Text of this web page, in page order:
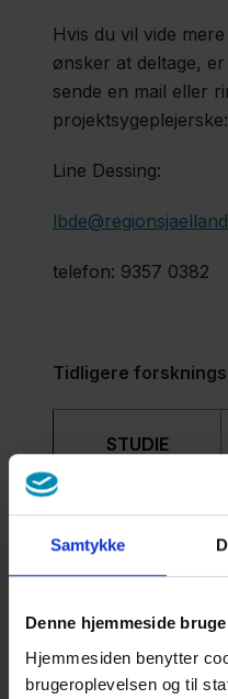
Samtykke
Denne hjemmeside
Hjemmesiden benytter
brugeroplevelsen og til
Hvis du vil vide
ønsker at deltage,
sende en mail eller
projektsygeplejerske:
Line Dessing:
telefon: 9357 0382
Tidligere
STUDIE
CREATE
Familiedannelse
Biomarkør